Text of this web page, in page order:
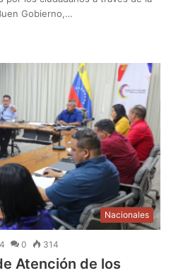
Gobierno,…
Nacionales
0 314
Atención de los